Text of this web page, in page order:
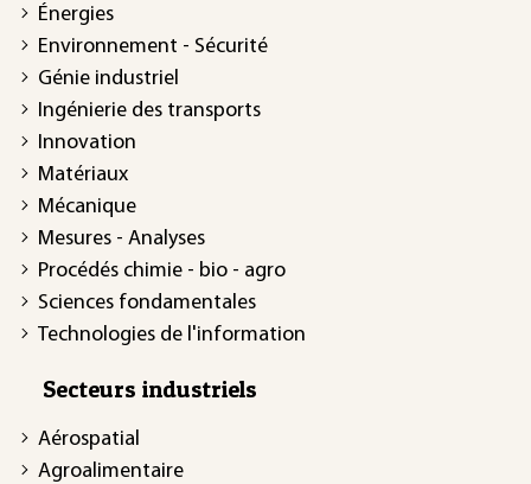
Énergies
Environnement - Sécurité
Génie industriel
Ingénierie des transports
Innovation
Matériaux
Mécanique
Mesures - Analyses
Procédés chimie - bio - agro
Sciences fondamentales
Technologies de l'information
Secteurs industriels
Aérospatial
Agroalimentaire